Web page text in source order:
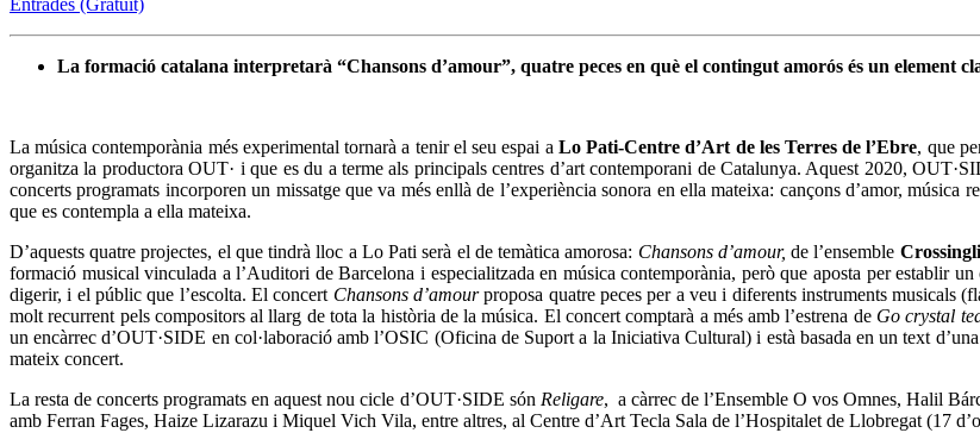
Entrades (Gratuït)
La formació catalana interpretarà “Chansons d’amour”, quatre peces en què el contingut amorós és un element
La música contemporània més experimental tornarà a tenir el seu espai a Lo Pati-Centre d’Art de les Terres de l’Ebre, que
organitza la productora OUT· i que es du a terme als principals centres d’art contemporani de Catalunya. Aquest 2020,
concerts programats incorporen un missatge que va més enllà de l’experiència sonora en ella mateixa: cançons d’amor,
que es contempla a ella mateixa.
D’aquests quatre projectes, el que tindrà lloc a Lo Pati serà el de temàtica amorosa: Chansons d’amour,de l’ensemble
formació musical vinculada a l’Auditori de Barcelona i especialitzada en música contemporània, però que aposta per establir
digerir, i el públic que l’escolta. El concert Chansons d’amourproposa quatre peces per a veu i diferents instruments musicals
molt recurrent pels compositors al llarg de tota la història de la música. El concert comptarà a més amb l’estrena de Go crystal
un encàrrec d’OUT·SIDE en col·laboració amb l’OSIC (Oficina de Suport a la Iniciativa Cultural) i està basada en un text
mateix concert.
La resta de concerts programats en aquest nou cicle d’OUT·SIDE són Religare, a càrrec de l’Ensemble O vos Omnes, Halil
amb Ferran Fages, Haize Lizarazu i Miquel Vich Vila, entre altres, al Centre d’Art Tecla Sala de l’Hospitalet de Llobregat (17